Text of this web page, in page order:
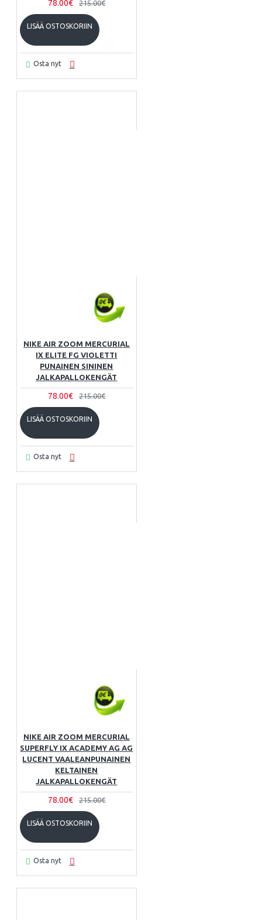
78.00€ 215.00€
LISÄÄ OSTOSKORIIN
Osta nyt
NIKE AIR ZOOM MERCURIAL
IX ELITE FG VIOLETTI
PUNAINEN SININEN
JALKAPALLOKENGÄT
78.00€ 215.00€
LISÄÄ OSTOSKORIIN
Osta nyt
NIKE AIR ZOOM MERCURIAL
SUPERFLY IX ACADEMY AG AG
LUCENT VAALEANPUNAINEN
KELTAINEN
JALKAPALLOKENGÄT
78.00€ 215.00€
LISÄÄ OSTOSKORIIN
Osta nyt